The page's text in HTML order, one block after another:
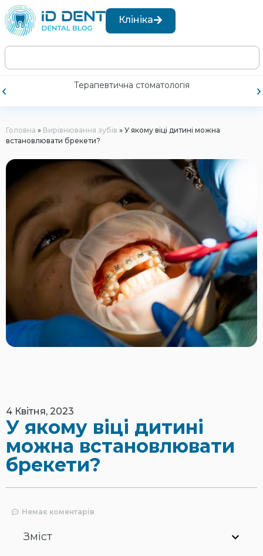
Клініка
Терапевтична стоматологія
Головна » Вирівнювання зубів » У якому віці дитині можна
встановлювати брекети?
4 Квітня, 2023
У якому віці дитині
можна встановлювати
брекети?
Немає коментарів
Зміст